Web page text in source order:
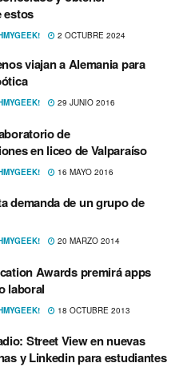
estos
2 OCTUBRE 2024
viajan a Alemania para
29 JUNIO 2016
de
en liceo de Valparaí­so
16 MAYO 2016
demanda de un grupo de
20 MARZO 2014
Awards premirá apps
laboral
18 OCTUBRE 2013
Street View en nuevas
y Linkedin para estudiantes